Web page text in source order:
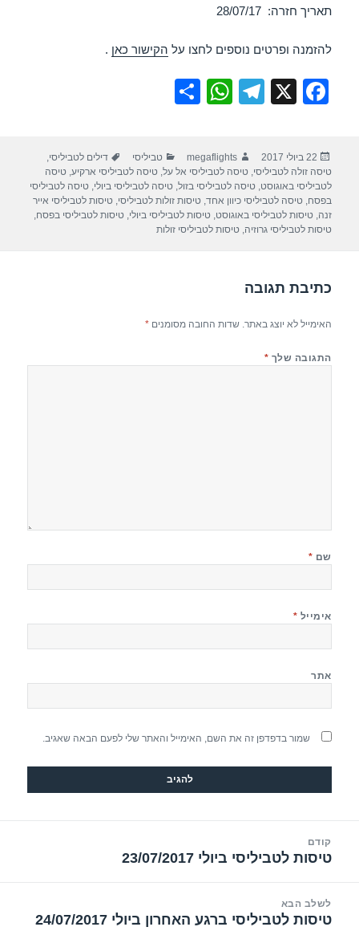
תאריך חזרה: 28/07/17
להזמנה ופרטים נוספים לחצו על הקישור כאן .
F
e
b
o
X
T
gr
a
m
W
s
A
p
e
פורסם
בתאריך
22 ביולי 2017 מחבר
megaflights קטגוריות
טביליסי תגיות
דילים לטביליסי,
טיסה זולה לטביליסי,טיסה לטביליסי אל על,טיסה לטביליסי ארקיע,טיסה
לטביליסי באוגוסט,טיסה לטביליסי בזול,טיסה לטביליסי ביולי,טיסה לטביליסי
בפסח,טיסה לטביליסי כיוון אחד,טיסות זולות לטביליסי,טיסות לטביליסי אייר
זנה,טיסות לטביליסי באוגוסט,טיסות לטביליסי ביולי,טיסות לטביליסי בפסח,
טיסות לטביליסי גרוזיה,טיסות לטביליסי זולות
כתיבת תגובה
האימייל לא יוצג באתר. שדות החובה מסומנים*
התגובה שלך *
שם *
אימייל *
אתר
שמור בדפדפן זה את השם, האימייל והאתר שלי לפעם הבאה שאגיב.
קודם
הפוסט
טיסות לטביליסי ביולי 23/07/2017
לשלב הבא
הפוסט
טיסות לטביליסי ברגע האחרון ביולי 24/07/2017